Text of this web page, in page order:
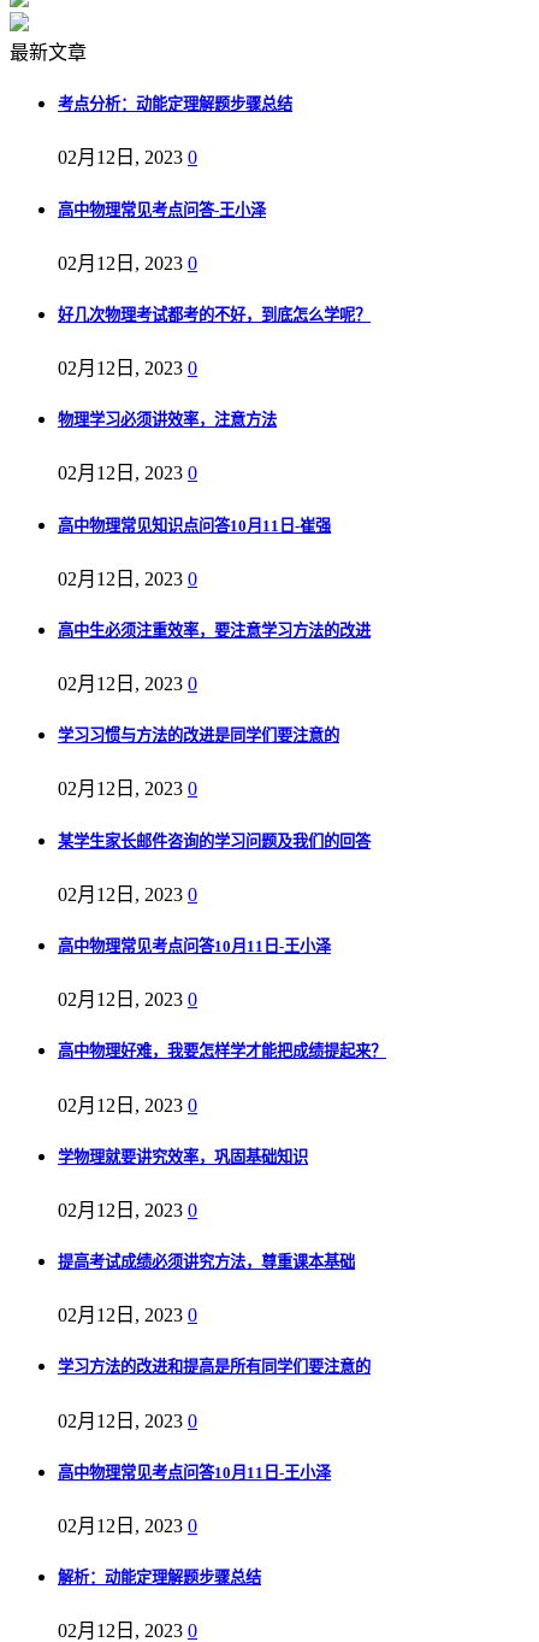
最新文章
考点分析：动能定理解题步骤总结
02月12日, 2023 0
高中物理常见考点问答-王小泽
02月12日, 2023 0
好几次物理考试都考的不好，到底怎么学呢？
02月12日, 2023 0
物理学习必须讲效率，注意方法
02月12日, 2023 0
高中物理常见知识点问答10月11日-崔强
02月12日, 2023 0
高中生必须注重效率，要注意学习方法的改进
02月12日, 2023 0
学习习惯与方法的改进是同学们要注意的
02月12日, 2023 0
某学生家长邮件咨询的学习问题及我们的回答
02月12日, 2023 0
高中物理常见考点问答10月11日-王小泽
02月12日, 2023 0
高中物理好难，我要怎样学才能把成绩提起来？
02月12日, 2023 0
学物理就要讲究效率，巩固基础知识
02月12日, 2023 0
提高考试成绩必须讲究方法，尊重课本基础
02月12日, 2023 0
学习方法的改进和提高是所有同学们要注意的
02月12日, 2023 0
高中物理常见考点问答10月11日-王小泽
02月12日, 2023 0
解析：动能定理解题步骤总结
02月12日, 2023 0